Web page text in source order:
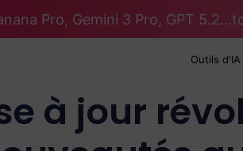
Pro, Gemini 3 Pro, GPT
Outils d'IA
à jour